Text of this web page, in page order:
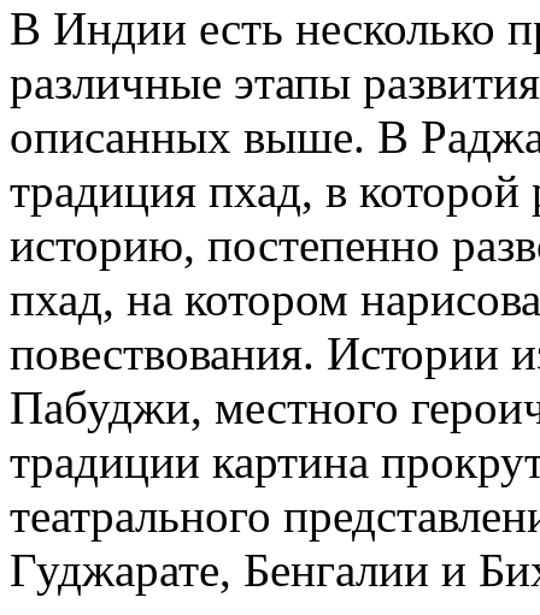
В Индии есть несколько
различные этапы
описанных выше. В
традиция пхад, в которой
историю, постепенно
пхад, на котором
повествования. Истории
Пабуджи, местного
традиции картина
театрального
Гуджарате, Бенгалии и